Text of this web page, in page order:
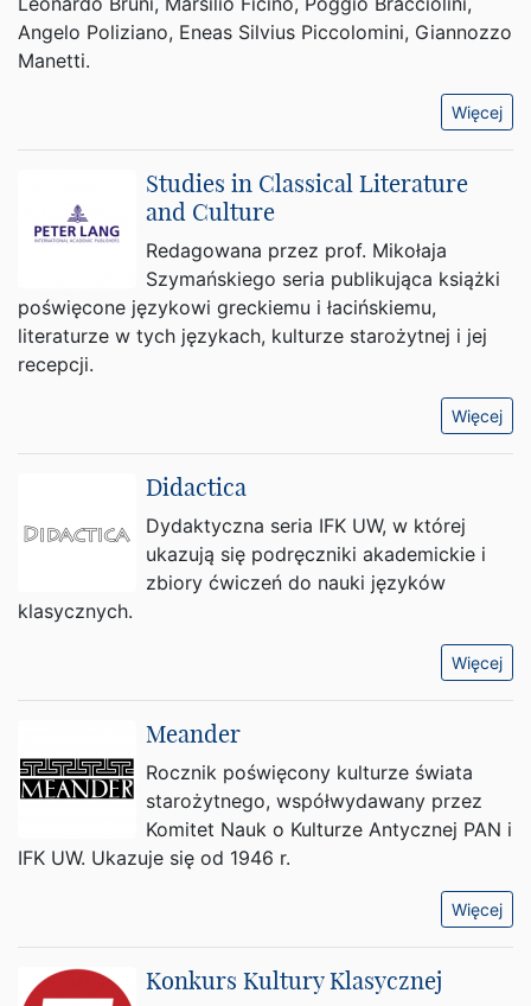
Angelo Poliziano, Eneas Silvius Piccolomini, Giannozzo
Manetti.
Więcej
Studies in Classical Literature
and Culture
Redagowana przez prof. Mikołaja
Szymańskiego seria publikująca książki
poświęcone językowi greckiemu i łacińskiemu,
literaturze w tych językach, kulturze starożytnej i jej
recepcji.
Więcej
Didactica
Dydaktyczna seria IFK UW, w której
ukazują się podręczniki akademickie i
zbiory ćwiczeń do nauki języków
klasycznych.
Więcej
Meander
Rocznik poświęcony kulturze świata
starożytnego, współwydawany przez
Komitet Nauk o Kulturze Antycznej PAN i
IFK UW. Ukazuje się od 1946 r.
Więcej
Konkurs Kultury Klasycznej